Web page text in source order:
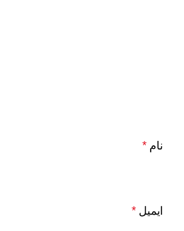
نام *
ایمیل *